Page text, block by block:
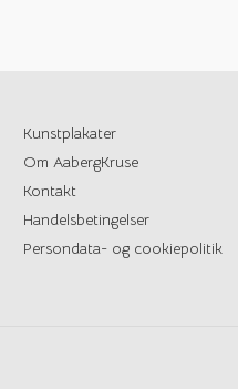
Kunstplakater
Om AabergKruse
Kontakt
Handelsbetingelser
Persondata- og cookiepolitik